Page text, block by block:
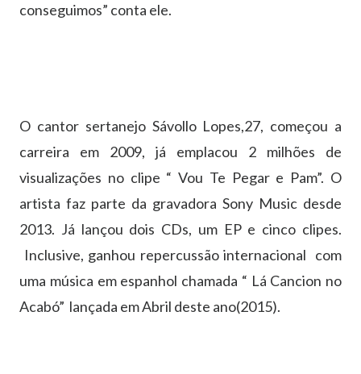
conseguimos” conta ele.
O cantor sertanejo Sávollo Lopes,27, começou a
carreira em 2009, já emplacou 2 milhões de
visualizações no clipe “ Vou Te Pegar e Pam”. O
artista faz parte da gravadora Sony Music desde
2013. Já lançou dois CDs, um EP e cinco clipes.
Inclusive, ganhou repercussão internacional com
uma música em espanhol chamada “ Lá Cancion no
Acabó” lançada em Abril deste ano(2015).